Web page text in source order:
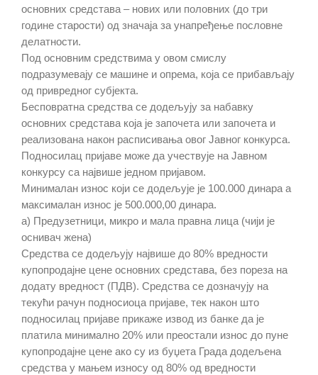
основних средстава – нових или половних (до три
године старости) од значаја за унапређење пословне
делатности.
Под основним средствима у овом смислу
подразумевају се машине и опрема, која се прибављају
од привредног субјекта.
Бесповратна средства се додељују за набавку
основних средстава која је започета или започета и
реализована након расписивања овог Јавног конкурса.
Подносилац пријаве може да учествује на Јавном
конкурсу са највише једном пријавом.
Минималан износ који се додељује је 100.000 динара а
максималан износ је 500.000,00 динара.
a) Предузетници, микро и мала правна лица (чији је
оснивач жена)
Средства се додељују највише до 80% вредности
купопродајне цене основних средстава, без пореза на
додату вредност (ПДВ). Средства се дозначују на
текући рачун подносиоца пријаве, тек након што
подносилац пријаве прикаже извод из банке да је
платила минимално 20% или преостали износ до пуне
купопродајне цене ако су из буџета Града додељена
средства у мањем износу од 80% од вредности